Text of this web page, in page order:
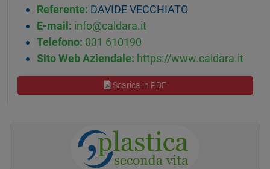
Referente: DAVIDE VECCHIATO
E-mail: info@caldara.it
Telefono: 031 610190
Sito Web Aziendale: https://www.caldara.it
Scarica in PDF